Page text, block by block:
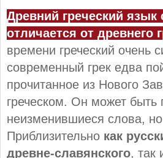
Древний греческий язык
отличается от древнего
времени греческий очень
современный грек едва
прочитанное из Нового
греческом. Он может быть
неизменившиеся слова,
Приблизительно как
древне-славянского, так